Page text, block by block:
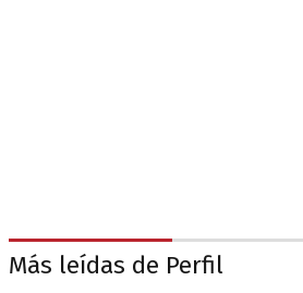
Más leídas de Perfil